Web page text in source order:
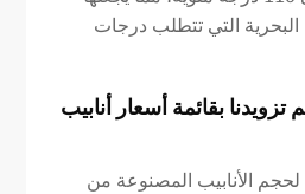
البحرية التي تتطلب درجات
تزويدنا بقائمة أسعار أنابيب
الأنابيب المصنوعة من